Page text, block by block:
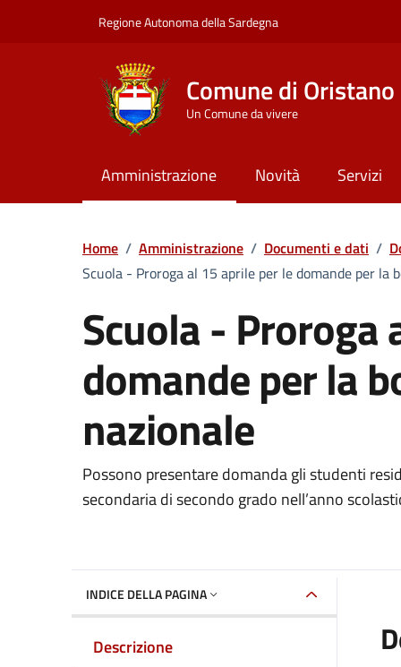
Regione Autonoma della Sardegna
Comune di Oristano
Un Comune da vivere
Amministrazione Novità Servizi
Home / Amministrazione / Documenti e dati /
Scuola - Proroga al 15 aprile per le domande per la
Scuola - Proroga
domande per la
nazionale
Dettaglio del documento
Possono presentare domanda gli studenti
secondaria di secondo grado nell’anno
INDICE DELLA PAGINA
Descrizione